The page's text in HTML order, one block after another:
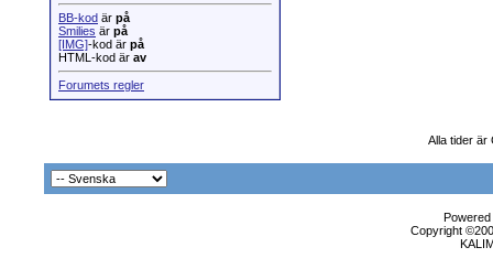
BB-kod är på
Smilies är på
[IMG]-kod är på
HTML-kod är av
Forumets regler
Alla tider är
Copyright